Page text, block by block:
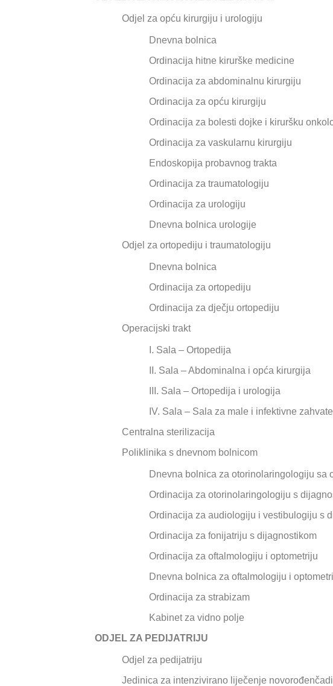
Odjel za opću kirurgiju i urologiju
Dnevna bolnica
Ordinacija hitne kirurške medicine
Ordinacija za abdominalnu kirurgiju
Ordinacija za opću kirurgiju
Ordinacija za bolesti dojke i kiruršku
Ordinacija za vaskularnu kirurgiju
Endoskopija probavnog trakta
Ordinacija za traumatologiju
Ordinacija za urologiju
Dnevna bolnica urologije
Odjel za ortopediju i traumatologiju
Dnevna bolnica
Ordinacija za ortopediju
Ordinacija za dječju ortopediju
Operacijski trakt
I. Sala – Ortopedija
II. Sala – Abdominalna i opća kirurgija
III. Sala – Ortopedija i urologija
IV. Sala – Sala za male i infektivne zahvate
Centralna sterilizacija
Poliklinika s dnevnom bolnicom
Dnevna bolnica za otorinolaringologiju sa
Ordinacija za otorinolaringologiju s
Ordinacija za audiologiju i vestibulogiju s
Ordinacija za fonijatriju s dijagnostikom
Ordinacija za oftalmologiju i optometriju
Dnevna bolnica za oftalmologiju i
Ordinacija za strabizam
Kabinet za vidno polje
ODJEL ZA PEDIJATRIJU
Odjel za pedijatriju
Jedinica za intenzivirano liječenje novorođenčadi